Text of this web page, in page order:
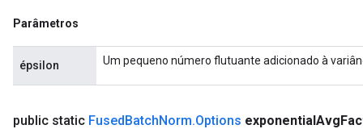
Parâmetros
épsilon Um pequeno número flutuante adicionado à
public static FusedBatchNorm.Options exponentialAvg